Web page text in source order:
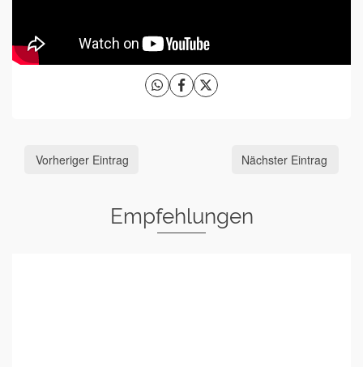
Vorheriger Eintrag Nächster Eintrag
Empfehlungen